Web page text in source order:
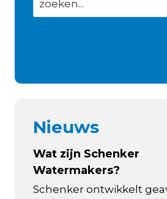
Nieuws
Wat zijn Schenker
Watermakers?
Schenker ontwikkelt